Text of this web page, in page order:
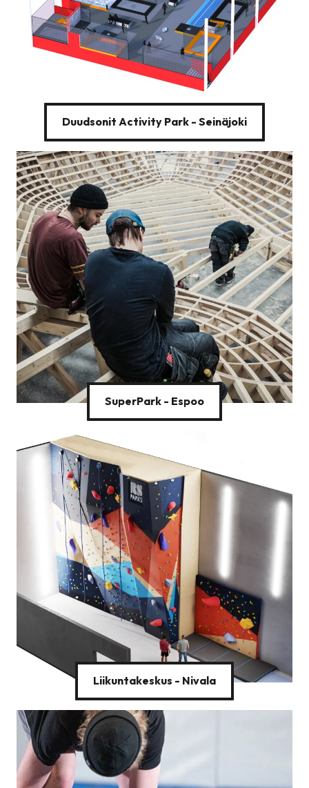
Duudsonit Activity Park - Seinäjoki
SuperPark - Espoo
Liikuntakeskus - Nivala